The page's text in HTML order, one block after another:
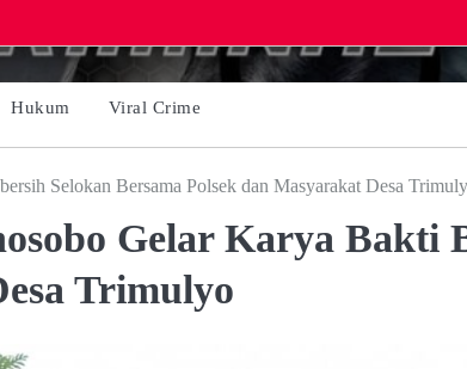
Hukum Viral Crime
Selokan Bersama Polsek dan Masyarakat Desa
Gelar Karya Bakti
Trimulyo